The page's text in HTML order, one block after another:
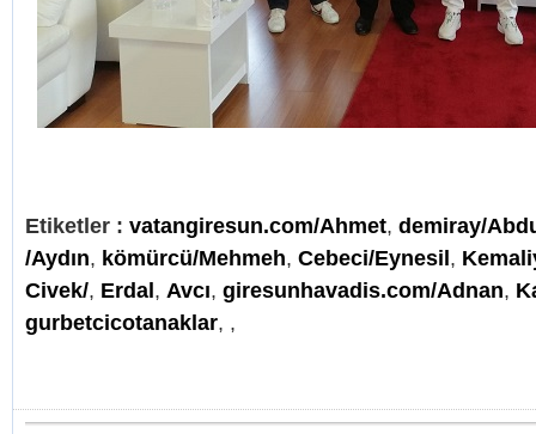
Etiketler : vatangiresun.com/Ahmet, demiray/
/Aydın, kömürcü/Mehmeh, Cebeci/Eynesil,
Civek/, Erdal, Avcı, giresunhavadis.com/Adnan,
gurbetcicotanaklar, ,